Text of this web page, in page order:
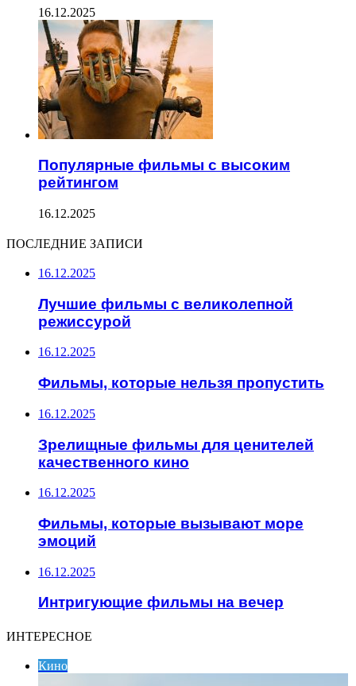
16.12.2025
Популярные фильмы с высоким
рейтингом
16.12.2025
ПОСЛЕДНИЕ ЗАПИСИ
16.12.2025
Лучшие фильмы с великолепной
режиссурой
16.12.2025
Фильмы, которые нельзя пропустить
16.12.2025
Зрелищные фильмы для ценителей
качественного кино
16.12.2025
Фильмы, которые вызывают море
эмоций
16.12.2025
Интригующие фильмы на вечер
ИНТЕРЕСНОЕ
Кино